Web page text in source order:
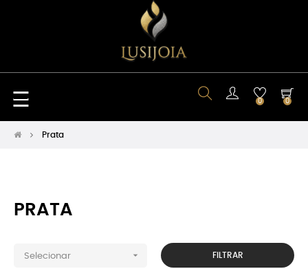
Toggle
navigation
☰ 0 0
Prata
PRATA
Selecionar  FILTRAR